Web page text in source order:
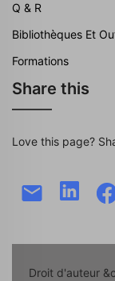
Q & R
Bibliothèques Et
Formations
Share this
Love this page?
Droit d'auteur